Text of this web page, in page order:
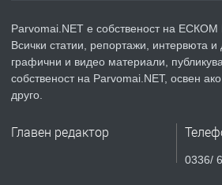
ПРЕДЛАГА
Продавам
Parvomai.NET е собственост на
Всички статии, репортажи, интервюта и
графични и видео материали,
собственост на Parvomai.NET, освен
друго.
Главен редактор
0336/